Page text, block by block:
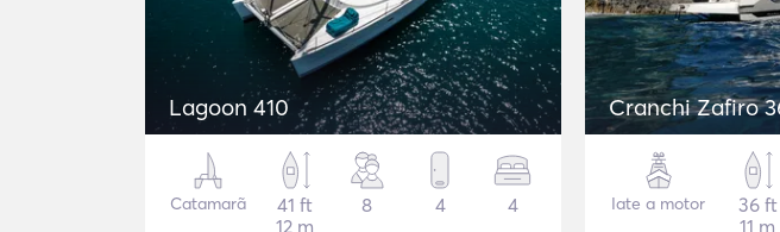
Lagoon 410
Catamarã
41 ft
12 m
8 4 4
Cranchi Zafiro
Iate a motor
36 ft
11 m